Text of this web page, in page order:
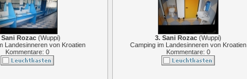
Sani Rozac(Wuppi)
Landesinneren von Kroatien
Kommentare: 0
3. Sani Rozac (Wuppi)
Camping im Landesinneren von Kroatien
Kommentare: 0